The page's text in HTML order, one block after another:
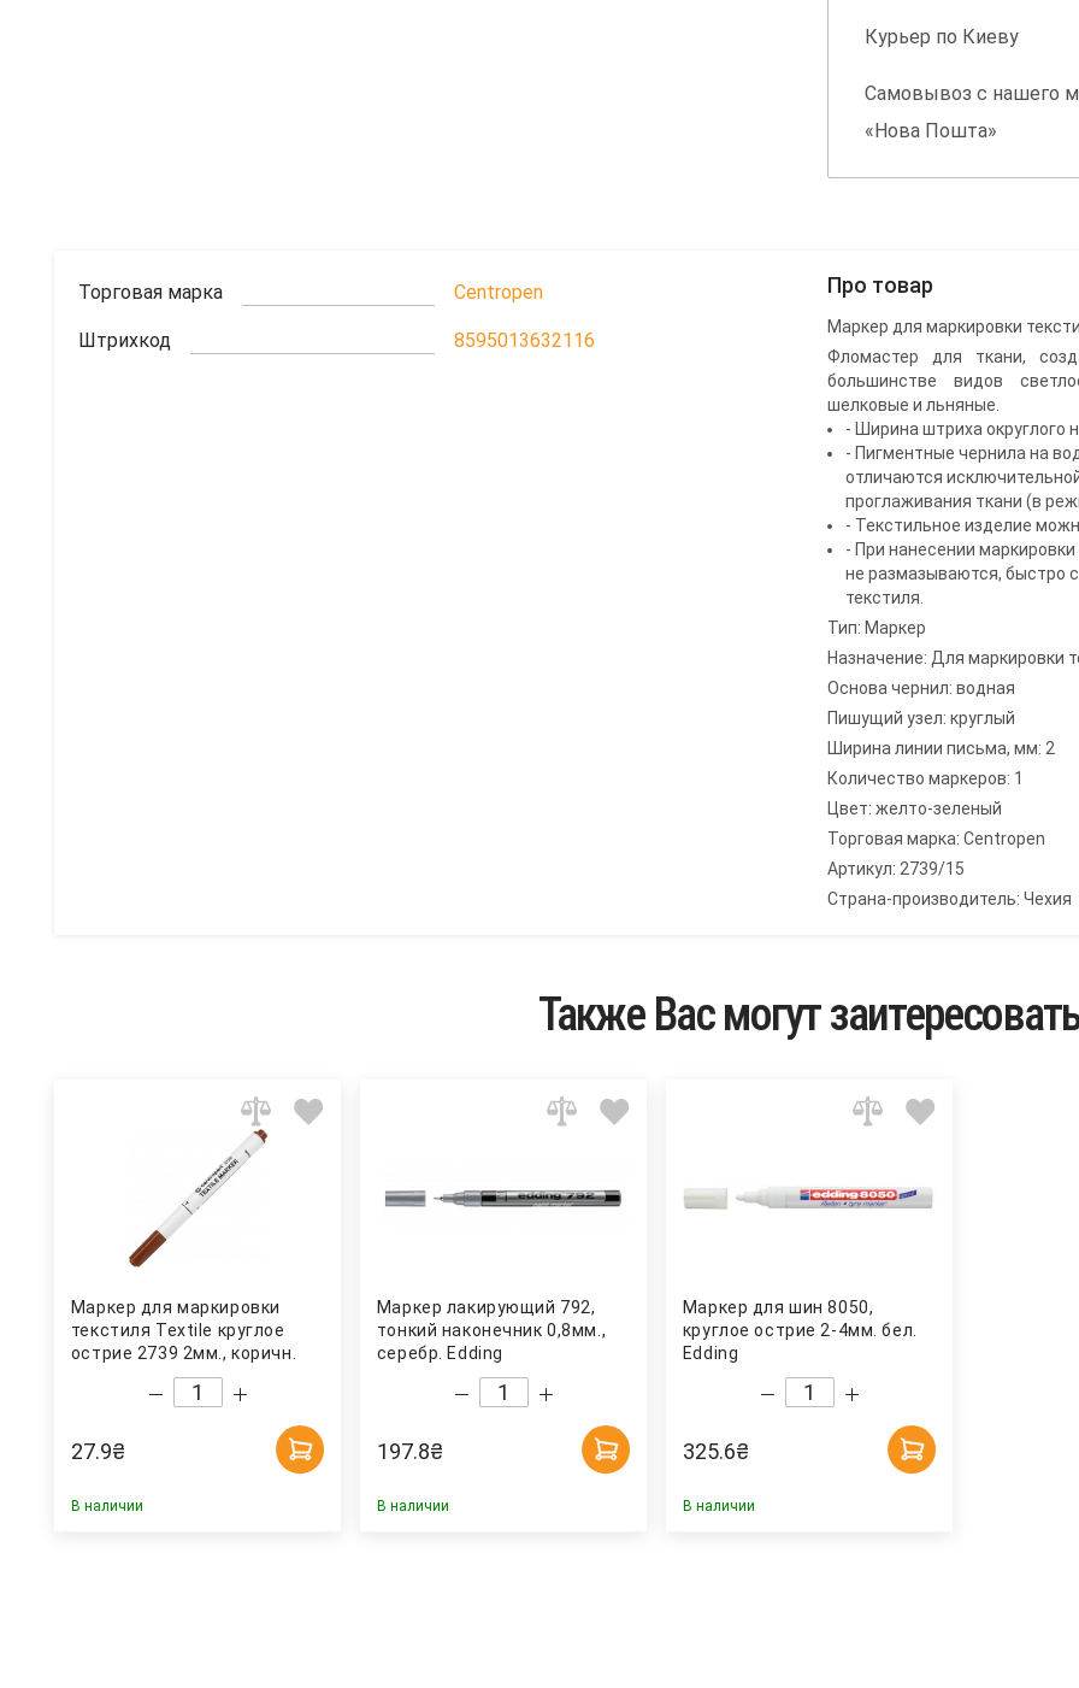
Курьер по Киеву
Самовывоз с нашего
«Нова Пошта»
Торговая марка Centropen
Штрихкод 8595013632116
Про товар
Маркер для маркировки
Фломастер для ткани,
большинстве видов
шелковые и льняные.
- Ширина штриха округлого
- Пигментные чернила на
отличаются
проглаживания ткани (в
- Текстильное изделие
- При нанесении
не размазываются, быстро
текстиля.
Тип: Маркер
Назначение: Для маркировки
Основа чернил: водная
Пишущий узел: круглый
Ширина линии письма, мм: 2
Количество маркеров: 1
Цвет: желто-зеленый
Торговая марка: Centropen
Артикул: 2739/15
Страна-производитель: Чехия
Также Вас могут заитересовать
Маркер для маркировки
текстиля Textile круглое
острие 2739 2мм., коричн.
27.9₴
В наличии
Маркер лакирующий 792,
тонкий наконечник 0,8мм.,
серебр. Edding
197.8₴
В наличии
Маркер для шин 8050,
круглое острие 2-4мм. бел.
Edding
325.6₴
В наличии